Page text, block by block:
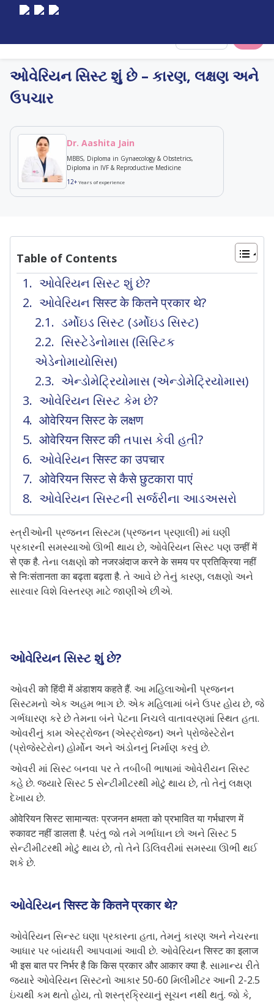
ઓવેરિયન સિસ્ટ શું છે – કારણ, લક્ષણ અને
ઉપચાર
Dr. Aashita Jain
MBBS, Diploma in Gynaecology & Obstetrics,
Diploma in IVF & Reproductive Medicine
12+Years of experience
Table of Contents
ઓવેરિયન સિસ્ટ શું છે?
ઓવેરિયન सिस्ट के कितने प्रकार थे?
ડર્મોઇડ સિસ્ટ (ડર્મોઇડ સિસ્ટ)
સિસ્ટેડેનોમાસ (સિસ્ટિક
એડેનોમાયોસિસ)
એન્ડોમેટ્રિયોમાસ (એન્ડોમેટ્રિયોમાસ)
ઓવેરિયન સિસ્ટ કેમ છે?
ओवेरियन सिस्ट के लक्षण
ओवेरियन सिस्ट की તપાસ કેવી હતી?
ઓવેરિયન सिस्ट का उपचार
ओवेरियन सिस्ट से कैसे छुटकारा पाएं
ઓવેરિયન સિસ્ટની સર્જરીના આડઅસરો
સ્ત્રીઓની પ્રજનન સિસ્ટમ (પ્રજનન પ્રણાલી) માં ઘણી
પ્રકારની સમસ્યાઓ ઊભી થાય છે, ઓવેરિયન સિસ્ટ પણ उन्हीं में
से एक है. તેના લક્ષણો को नजरअंदाज करने के समय पर प्रतिक्रिया नहीं
से निःसंतानता का बढ्ता बढ़ता है. તે આવે છે તેનું કારણ, લક્ષણો અને
સારવાર વિશે વિસ્તરણ માટે જાણીએ છીએ.
ઓવેરિયન સિસ્ટ શું છે?
ઓવરી को हिंदी में अंडाशय कहते हैं. આ મહિલાઓની પ્રજનન
સિસ્ટમનો એક અહમ ભાગ છે. એક મહિલામાં બંને ઉપર હોય છે, જે
ગર્ભધારણ કરે છે તેમના બંને પેટના નિચલે વાતાવરણમાં સ્થિત હતા.
ઓવરીનું કામ એસ્ટ્રોજન (એસ્ટ્રોજન) અને પ્રોજેસ્ટેરોન
(પ્રોજેસ્ટેરોન) હોર્મોન અને અંડોનનું નિર્માણ કરવું છે.
ઓવરી માં સિસ્ટ બનવા પર તે તબીબી ભાષામાં ઓવેરીયન સિસ્ટ
કહે છે. જ્યારે સિસ્ટ 5 સેન્ટીમીટરથી મોટું થાય છે, તો તેનું લક્ષણ
દેખાય છે.
ओवेरियन सिस्ट सामान्यतः प्रजनन क्षमता को प्रभावित या गर्भधारण में
रुकावट नहीं डालता है. પરંતુ જો તમે ગર્ભાધાન છો અને સિસ્ટ 5
સેન્ટીમીટરથી મોટું થાય છે, તો તેને ડિલિવરીમાં સમસ્યા ઊભી થઈ
શકે છે.
ઓવેરિયન सिस्ट के कितने प्रकार थे?
ઓવેરિયન સિન્સ્ટ ઘણા પ્રકારના હતા, તેમનું કારણ અને નેચરના
આધાર પર બાંયધરી આપવામાં આવી છે. ઓવેરિયન सिस्ट का इलाज
भी इस बात पर निर्भर है कि किस प्रकार और आकार क्या है. સામાન્ય રીતે
જ્યારે ઓવેરિયન સિસ્ટનો આકાર 50-60 મિલીમીટર આની 2-2.5
ઇંચથી કમ થતો હોય, તો શસ્ત્રક્રિયાનું સૂચન નથી થતું. જો કે,